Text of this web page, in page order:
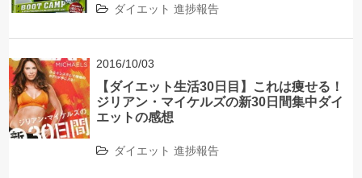
ダイエット 進捗報告
2016/10/03
【ダイエット生活30日目】これは痩せる！
ジリアン・マイケルズの新30日間集中ダイ
エットの感想
ダイエット 進捗報告